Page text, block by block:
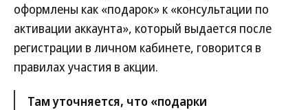
оформлены как «подарок» к «консультации по
активации аккаунта», который выдается после
регистрации в личном кабинете, говорится в
правилах участия в акции.
Там уточняется, что «подарки